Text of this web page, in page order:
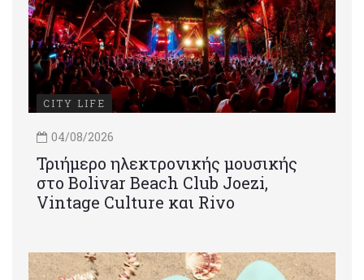
CITY LIFE
04/08/2026
Τριήμερο ηλεκτρονικής μουσικής
στο Bolivar Beach Club Joezi,
Vintage Culture και Rivo